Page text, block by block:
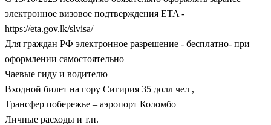
электронное визовое подтверждения ETA -
https://eta.gov.lk/slvisa/
Для граждан РФ электронное разрешение - бесплатно- при
оформлении самостоятельно
Чаевые гиду и водителю
Входной билет на гору Сигирия 35 долл чел ,
Трансфер побережье – аэропорт Коломбо
Личные расходы и т.п.